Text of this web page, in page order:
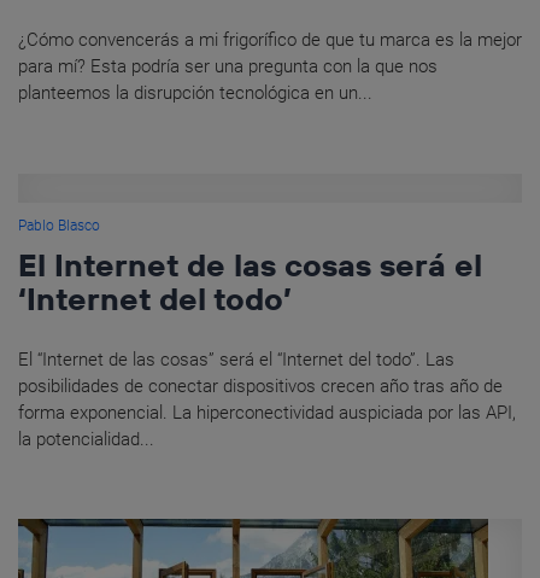
¿Cómo convencerás a mi frigorífico de que tu marca es la mejor
para mí? Esta podría ser una pregunta con la que nos
planteemos la disrupción tecnológica en un...
Pablo Blasco
El Internet de las cosas será el
‘Internet del todo’
El “Internet de las cosas” será el “Internet del todo”. Las
posibilidades de conectar dispositivos crecen año tras año de
forma exponencial. La hiperconectividad auspiciada por las API,
la potencialidad...